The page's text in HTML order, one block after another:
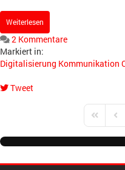
Weiterlesen
2 Kommentare
Markiert in:
Digitalisierung Kommunikation
Tweet
First Page